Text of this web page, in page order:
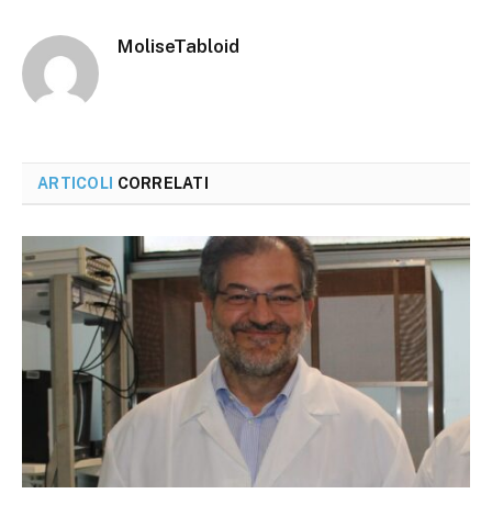
MoliseTabloid
ARTICOLI CORRELATI